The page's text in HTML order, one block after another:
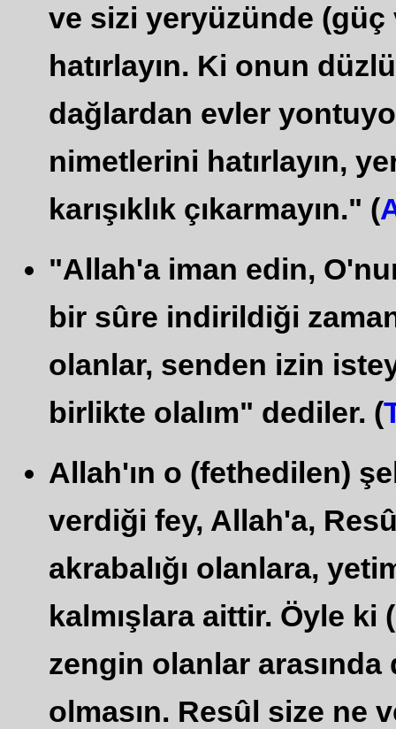
ve sizi yeryüzünde
hatırlayın. Ki onun
dağlardan evler
nimetlerini hatırlayın,
karışıklık çıkarmayın." (
"Allah'a iman edin,
bir sûre indirildiği
olanlar, senden izin
birlikte olalım" dediler. (
Allah'ın o (fethedilen)
verdiği fey, Allah'a,
akrabalığı olanlara,
kalmışlara aittir. Öyle
zengin olanlar
olmasın. Resûl size ne